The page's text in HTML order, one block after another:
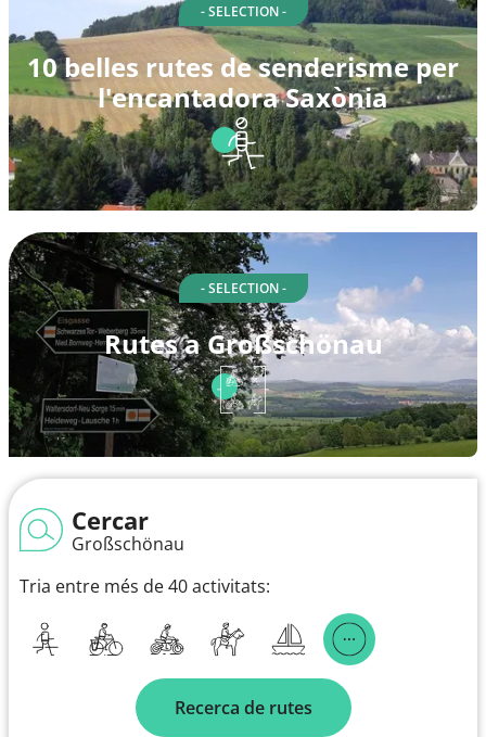
- SELECTION -
10 belles rutes de senderisme per
l'encantadora Saxònia
- SELECTION -
Rutes a Großschönau
Cercar
Großschönau
Tria entre més de 40 activitats:
Recerca de rutes